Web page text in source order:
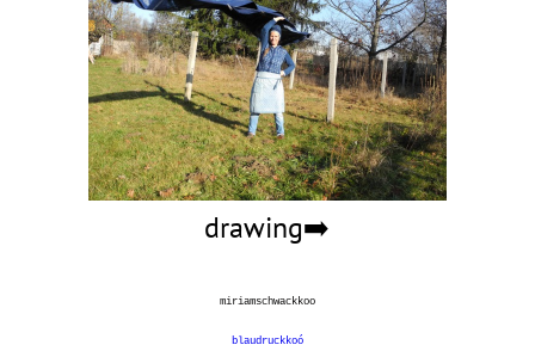
drawing➡️
miriamschwackkoo
blaudruckkoó